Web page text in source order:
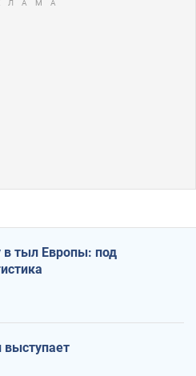
в тыл Европы: под
выступает